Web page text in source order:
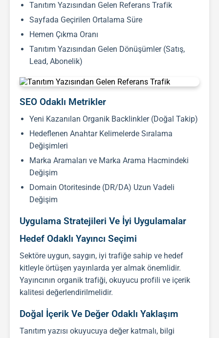
Tanıtım Yazısından Gelen Referans Trafik
Sayfada Geçirilen Ortalama Süre
Hemen Çıkma Oranı
Tanıtım Yazısından Gelen Dönüşümler (Satış,
Lead, Abonelik)
SEO Odaklı Metrikler
Yeni Kazanılan Organik Backlinkler (Doğal Takip)
Hedeflenen Anahtar Kelimelerde Sıralama
Değişimleri
Marka Aramaları ve Marka Arama Hacmindeki
Değişim
Domain Otoritesinde (DR/DA) Uzun Vadeli
Değişim
Uygulama Stratejileri Ve İyi Uygulamalar
Hedef Odaklı Yayıncı Seçimi
Sektöre uygun, saygın, iyi trafiğe sahip ve hedef
kitleyle örtüşen yayınlarda yer almak önemlidir.
Yayıncının organik trafiği, okuyucu profili ve içerik
kalitesi değerlendirilmelidir.
Doğal İçerik Ve Değer Odaklı Yaklaşım
Tanıtım yazısı okuyucuya değer katmalı, bilgi